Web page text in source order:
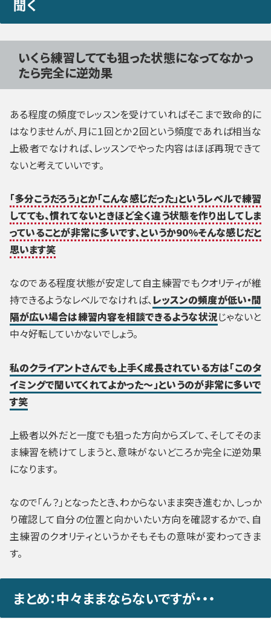
聞く
いくら練習してても狙った状態になってなかっ
たら完全に逆効果
ある程度の頻度でレッスンを受けていればそこまで致命的に
はなりませんが、月に１回とか２回という頻度であれば相当な
上級者でなければ、レッスンでやった内容はほぼ再現できて
ないと考えていいです。
「多分こうだろう」とか「こんな感じだった」というレベルで練習
してても、慣れてないときほど全く違う状態を作り出してしま
っていることが非常に多いです、というか90%そんな感じだと
思います笑
なのである程度状態が安定して自主練習でもクオリティが維
持できるようなレベルでなければ、レッスンの頻度が低い・間
隔が広い場合は練習内容を相談できるような状況じゃないと
中々好転していかないでしょう。
私のクライアントさんでも上手く成長されている方は「このタ
イミングで聞いてくれてよかった～」というのが非常に多いで
す笑
上級者以外だと一度でも狙った方向からズレて、そしてそのま
ま練習を続けてしまうと、意味がないどころか完全に逆効果
になります。
なので「ん？」となったとき、わからないまま突き進むか、しっか
り確認して自分の位置と向かいたい方向を確認するかで、自
主練習のクオリティというかそもそもの意味が変わってきま
す。
まとめ：中々ままならないですが・・・